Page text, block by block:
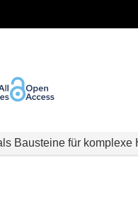
Bausteine für komplexe